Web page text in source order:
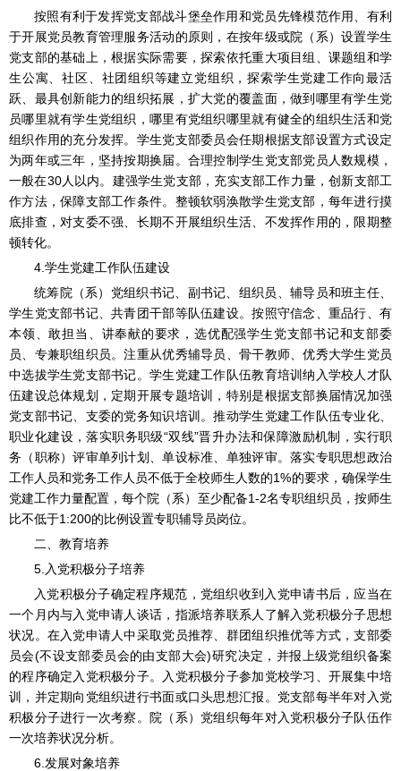
按照有利于发挥党支部战斗堡垒作用和党员先锋模范作用、有利
于开展党员教育管理服务活动的原则，在按年级或院（系）设置学生
党支部的基础上，根据实际需要，探索依托重大项目组、课题组和学
生公寓、社区、社团组织等建立党组织，探索学生党建工作向最活
跃、最具创新能力的组织拓展，扩大党的覆盖面，做到哪里有学生党
员哪里就有学生党组织，哪里有党组织哪里就有健全的组织生活和党
组织作用的充分发挥。学生党支部委员会任期根据支部设置方式设定
为两年或三年，坚持按期换届。合理控制学生党支部党员人数规模，
一般在30人以内。建强学生党支部，充实支部工作力量，创新支部工
作方法，保障支部工作条件。整顿软弱涣散学生党支部，每年进行摸
底排查，对支委不强、长期不开展组织生活、不发挥作用的，限期整
顿转化。
4.学生党建工作队伍建设
统筹院（系）党组织书记、副书记、组织员、辅导员和班主任、
学生党支部书记、共青团干部等队伍建设。按照守信念、重品行、有
本领、敢担当、讲奉献的要求，选优配强学生党支部书记和支部委
员、专兼职组织员。注重从优秀辅导员、骨干教师、优秀大学生党员
中选拔学生党支部书记。学生党建工作队伍教育培训纳入学校人才队
伍建设总体规划，定期开展专题培训，特别是根据支部换届情况加强
党支部书记、支委的党务知识培训。推动学生党建工作队伍专业化、
职业化建设，落实职务职级“双线”晋升办法和保障激励机制，实行职
务（职称）评审单列计划、单设标准、单独评审。落实专职思想政治
工作人员和党务工作人员不低于全校师生人数的1%的要求，确保学生
党建工作力量配置，每个院（系）至少配备1-2名专职组织员，按师生
比不低于1:200的比例设置专职辅导员岗位。
二、教育培养
5.入党积极分子培养
入党积极分子确定程序规范，党组织收到入党申请书后，应当在
一个月内与入党申请人谈话，指派培养联系人了解入党积极分子思想
状况。在入党申请人中采取党员推荐、群团组织推优等方式，支部委
员会(不设支部委员会的由支部大会)研究决定，并报上级党组织备案
的程序确定入党积极分子。入党积极分子参加党校学习、开展集中培
训，并定期向党组织进行书面或口头思想汇报。党支部每半年对入党
积极分子进行一次考察。院（系）党组织每年对入党积极分子队伍作
一次培养状况分析。
6.发展对象培养